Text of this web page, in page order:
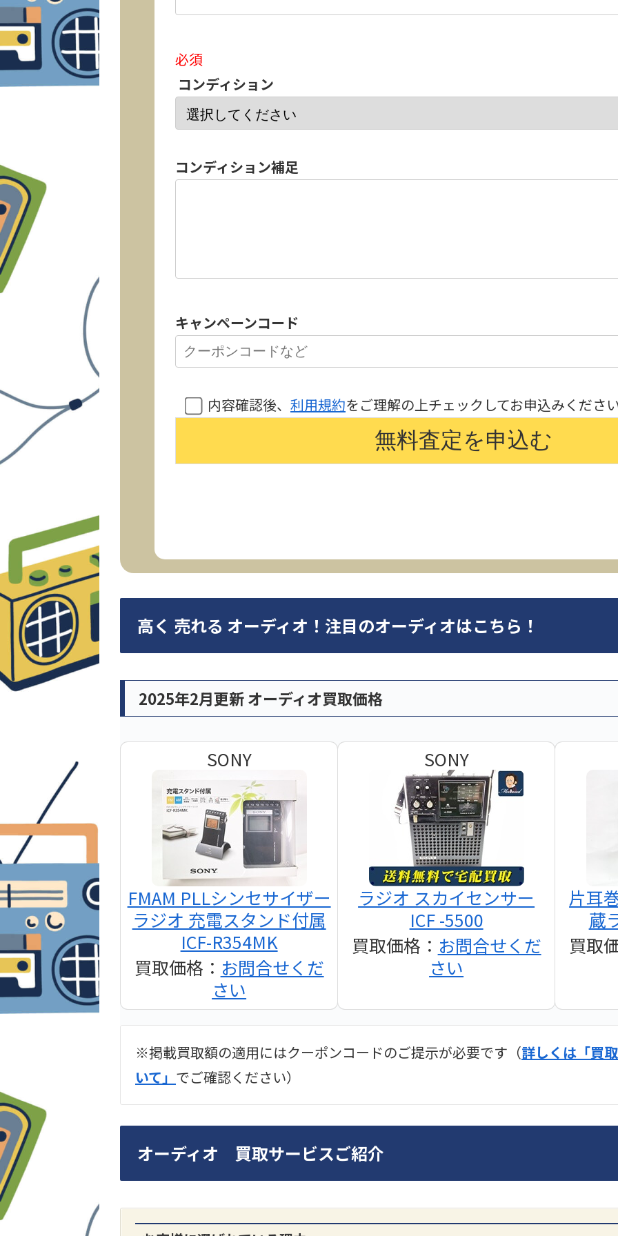
必須
コンディション
コンディション補足
キャンペーンコード
内容確認後、 利用規約をご理解の上チェックしてお申込みくださ
高く 売れる オーディオ！注目のオーディオはこちら！
2025年2月更新 オーディオ買取価格
SONY
FMAM PLLシンセサイザー
ラジオ 充電スタンド付属
ICF-R354MK
買取価格： お問合せくだ
さい
SONY
ラジオ スカイセンサー
ICF -5500
買取価格： お問合せくだ
さい
片耳
蔵
買取
2024年12月更新 オーディオ買取価格
LUXKIT
A3300 真空管プリアンプ
SONY
DA7000ES アンプ
PMA-
※掲載買取額の適用にはクーポンコードのご提示が必要です（詳しくは「買
いて」 でご確認ください）
オーディオ 買取サービスご紹介